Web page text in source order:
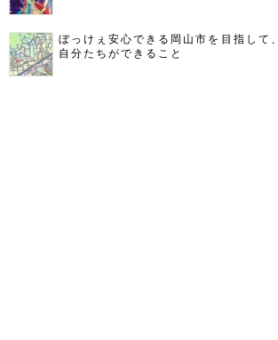
ぼっけぇ安心できる岡山市を目指して、
自分たちができること